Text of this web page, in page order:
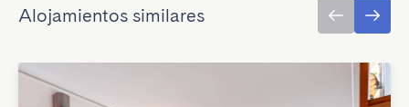
Alojamientos similares